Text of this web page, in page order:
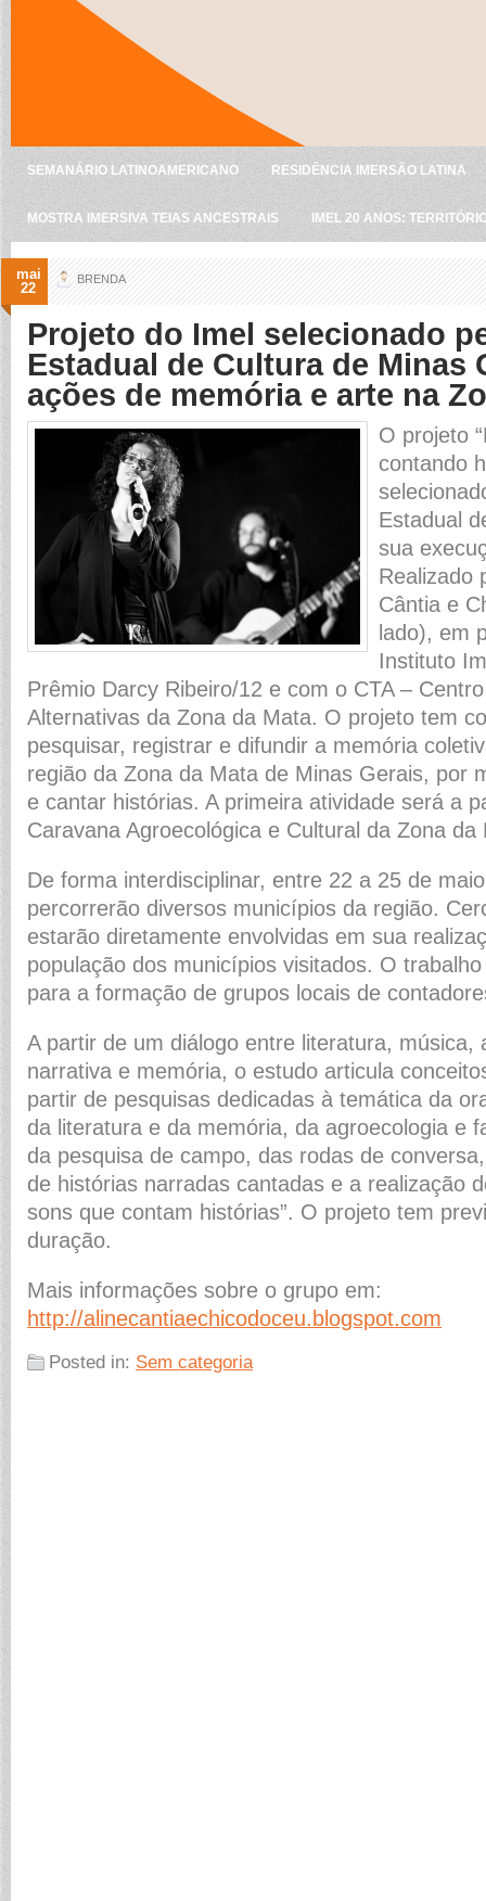
SEMANÁRIO LATINOAMERICANO RESIDÊNCIA IMERSÃO LATINA
MOSTRA IMERSIVA TEIAS ANCESTRAIS IMEL 20 ANOS:
mai
22
BRENDA
Projeto do Imel selecionado
Estadual de Cultura de Minas
ações de memória e arte na
O projeto
contando
Estadual
sua
Realizado
Cântia e
lado), em
Instituto
Prêmio Darcy Ribeiro/12 e com o CTA –
Alternativas da Zona da Mata. O projeto tem
pesquisar, registrar e difundir a memória
região da Zona da Mata de Minas Gerais, por
e cantar histórias. A primeira atividade será a
Caravana Agroecológica e Cultural da Zona da
De forma interdisciplinar, entre 22 a 25 de
percorrerão diversos municípios da região.
estarão diretamente envolvidas em sua
população dos municípios visitados. O
para a formação de grupos locais de
A partir de um diálogo entre literatura, música,
narrativa e memória, o estudo articula
partir de pesquisas dedicadas à temática da
da literatura e da memória, da agroecologia e
da pesquisa de campo, das rodas de
de histórias narradas cantadas e a realização
sons que contam histórias”. O projeto tem
duração.
Mais informações sobre o grupo em:
http://alinecantiaechicodoceu.blogspot.com
Posted in: Sem categoria